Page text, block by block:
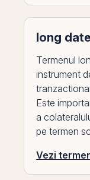
long
Termenul
instrument
Este
a
pe termen
Vezi